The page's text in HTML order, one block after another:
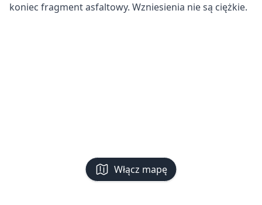
Włącz mapę
koniec fragment asfaltowy. Wzniesienia nie są ciężkie.